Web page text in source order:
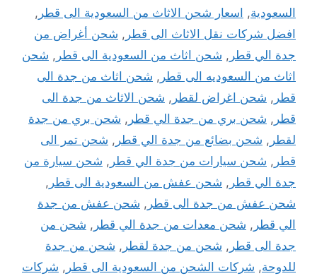
السعودية, اسعار شحن الاثاث من السعودية الى قطر ,
افضل شركات نقل الاثاث الى قطر , شحن أغراض من
جدة الي قطر , شحن اثاث من السعودية الى قطر , شحن
اثاث من السعوديه الى قطر , شحن اثاث من جدة الى
قطر , شحن اغراض لقطر , شحن الاثاث من جدة الى
قطر , شحن بري من جدة الي قطر , شحن بري من جدة
لقطر , شحن بضائع من جدة الي قطر , شحن تمر الى
قطر , شحن سيارات من جدة الي قطر , شحن سيارة من
جدة الي قطر , شحن عفش من السعودية الى قطر ,
شحن عفش من جدة الى قطر , شحن عفش من جدة
الي قطر , شحن معدات من جدة الي قطر , شحن من
جدة الى قطر , شحن من جدة لقطر , شحن من جدة
للدوحة, شركات الشحن من السعودية الى قطر , شركات